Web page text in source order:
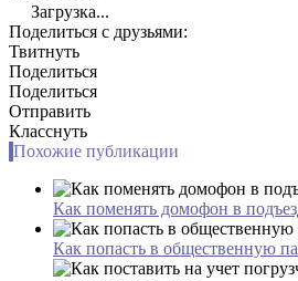
Загрузка...
Поделиться с друзьями:
Твитнуть
Поделиться
Поделиться
Отправить
Класснуть
Похожие публикации
Как поменять домофон в
Как попасть в общественную